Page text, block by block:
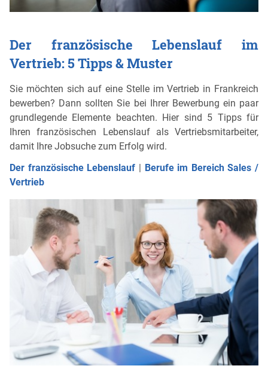
Der französische Lebenslauf im
Vertrieb: 5 Tipps & Muster
Sie möchten sich auf eine Stelle im Vertrieb in Frankreich
bewerben? Dann sollten Sie bei Ihrer Bewerbung ein paar
grundlegende Elemente beachten. Hier sind 5 Tipps für
Ihren französischen Lebenslauf als Vertriebsmitarbeiter,
damit Ihre Jobsuche zum Erfolg wird.
Der französische Lebenslauf | Berufe im Bereich Sales /
Vertrieb